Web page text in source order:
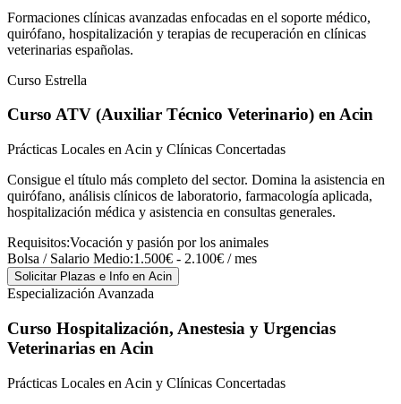
Formaciones clínicas avanzadas enfocadas en el soporte médico,
quirófano, hospitalización y terapias de recuperación en clínicas
veterinarias españolas.
Curso Estrella
Curso ATV (Auxiliar Técnico Veterinario) en Acin
Prácticas Locales en Acin y Clínicas Concertadas
Consigue el título más completo del sector. Domina la asistencia en
quirófano, análisis clínicos de laboratorio, farmacología aplicada,
hospitalización médica y asistencia en consultas generales.
Requisitos:Vocación y pasión por los animales
Bolsa / Salario Medio:1.500€ - 2.100€ / mes
Solicitar Plazas e Info en Acin
Especialización Avanzada
Curso Hospitalización, Anestesia y Urgencias
Veterinarias en Acin
Prácticas Locales en Acin y Clínicas Concertadas